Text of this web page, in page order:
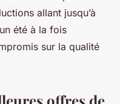
allant jusqu’à
été à la fois
sur la qualité